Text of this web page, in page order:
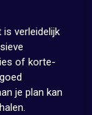
verleidelijk
of korte-
je plan kan